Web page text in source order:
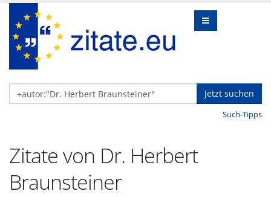
Jetzt suchen
Such-Tipps
Zitate von Dr. Herbert
Braunsteiner